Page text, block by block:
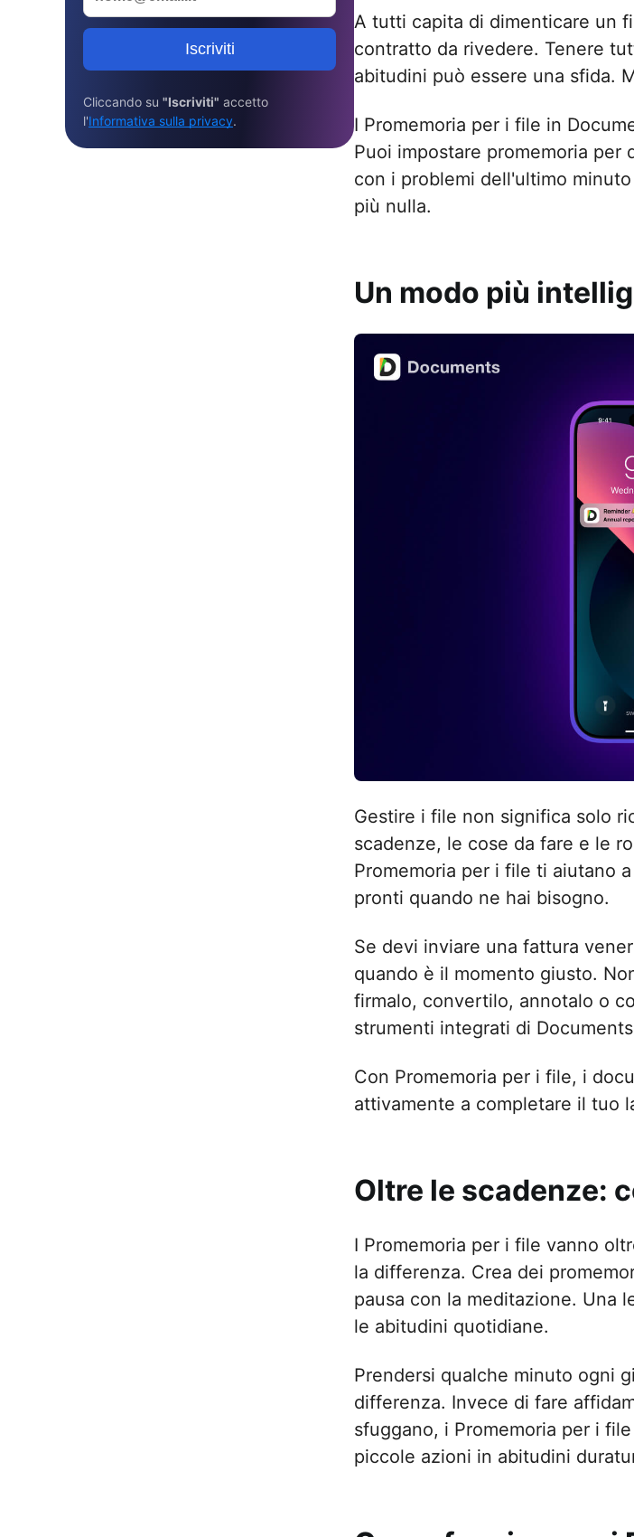
Iscriviti
Cliccando su "Iscriviti" accetto
l'Informativa sulla privacy.
A tutti capita di dimenticare un
contratto da rivedere. Tenere
abitudini può essere una sfida.
I Promemoria per i file in
Puoi impostare promemoria
con i problemi dell'ultimo
più nulla.
Un modo più
Gestire i file non significa solo
scadenze, le cose da fare e le
Promemoria per i file ti aiutano
pronti quando ne hai bisogno.
Se devi inviare una fattura
quando è il momento giusto.
firmalo, convertilo, annotalo o
strumenti integrati di
Con Promemoria per i file, i
attivamente a completare il tuo
Oltre le scadenze:
I Promemoria per i file vanno
la differenza. Crea dei
pausa con la meditazione. Una
le abitudini quotidiane.
Prendersi qualche minuto ogni
differenza. Invece di fare
sfuggano, i Promemoria per i
piccole azioni in abitudini